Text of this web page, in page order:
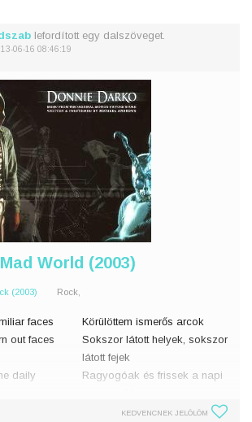
lefordított egy dalszöveget.
06-16 08:46:19
World (2003)
(2003) Rock,
faces
out faces
daily
Körülöttem ismerős arcok
Sokszor látott helyek, sokszor
látott fejek
Ragyogóak és frissek a napi
Nem vezet sehova, nem vezet
KEDVENCNEK JELÖLÖM